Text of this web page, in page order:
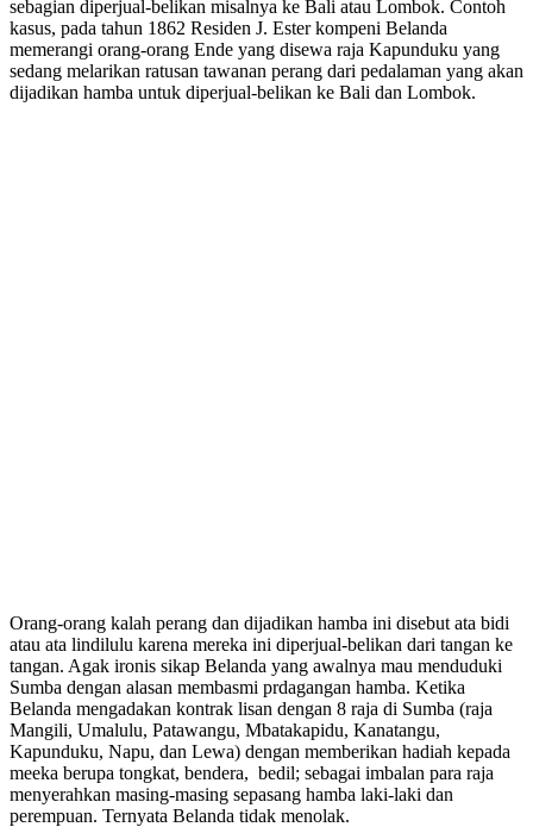
sebagian diperjual-belikan misalnya ke Bali atau Lombok. Contoh
kasus, pada tahun 1862 Residen J. Ester kompeni Belanda
memerangi orang-orang Ende yang disewa raja Kapunduku yang
sedang melarikan ratusan tawanan perang dari pedalaman yang akan
dijadikan hamba untuk diperjual-belikan ke Bali dan Lombok.
Orang-orang kalah perang dan dijadikan hamba ini disebut ata bidi
atau ata lindilulu karena mereka ini diperjual-belikan dari tangan ke
tangan. Agak ironis sikap Belanda yang awalnya mau menduduki
Sumba dengan alasan membasmi prdagangan hamba. Ketika
Belanda mengadakan kontrak lisan dengan 8 raja di Sumba (raja
Mangili, Umalulu, Patawangu, Mbatakapidu, Kanatangu,
Kapunduku, Napu, dan Lewa) dengan memberikan hadiah kepada
meeka berupa tongkat, bendera, bedil; sebagai imbalan para raja
menyerahkan masing-masing sepasang hamba laki-laki dan
perempuan. Ternyata Belanda tidak menolak.